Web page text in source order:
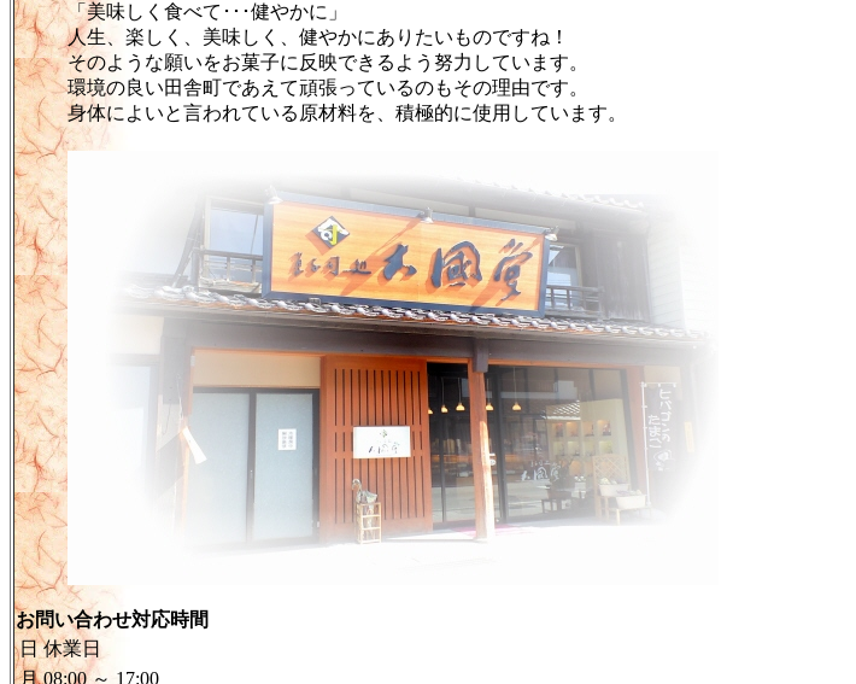
「美味しく食べて･･･健やかに」
人生、楽しく、美味しく、健やかにありたいものですね！
そのような願いをお菓子に反映できるよう努力しています。
環境の良い田舎町であえて頑張っているのもその理由です。
身体によいと言われている原材料を、積極的に使用しています。
お問い合わせ対応時間
日 休業日
月 08:00 ～ 17:00